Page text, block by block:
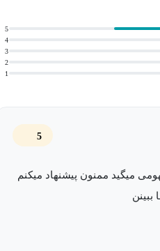
تقویت کنند تا تأثیر بیشتری در
1
2
3
4
5
5
میگید ممنون پیشنهاد میکنم
ببینن